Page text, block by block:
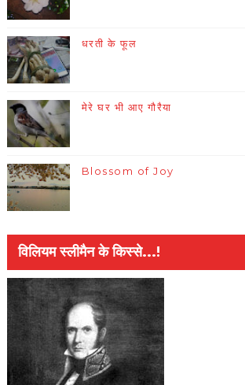
धरती के फूल
मेरे घर भी आए गौरैया
Blossom of Joy
विलियम स्लीमैन के किस्से...!